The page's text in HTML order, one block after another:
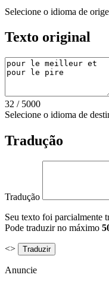
Selecione o idioma de
Texto original
32 / 5000
Selecione o idioma de
Tradução
Tradução
Seu texto foi parcialmente
Pode traduzir no máximo
<>
Anuncie